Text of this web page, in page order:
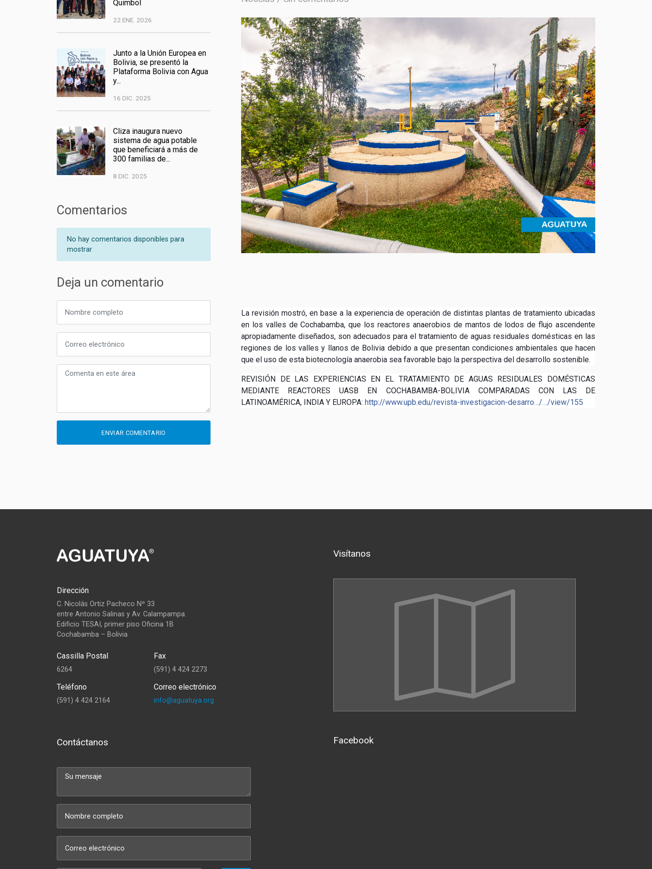
ECO SAN
RE USO
Quimbol
22 ENE. 2026
Junto a la Unión Europea en
Bolivia, se presentó la
Plataforma Bolivia con Agua
y...
16 DIC. 2025
Cliza inaugura nuevo
sistema de agua potable
que beneficiará a más de
300 familias de...
8 DIC. 2025
Comentarios
No hay comentarios disponibles para
mostrar
Deja un comentario
ENVIAR COMENTARIO
La revisión mostró, en base a la experiencia de operación de distintas plantas de tratamiento ubicadas
en los valles de Cochabamba, que los reactores anaerobios de mantos de lodos de flujo ascendente
apropiadamente diseñados, son adecuados para el tratamiento de aguas residuales domésticas en las
regiones de los valles y llanos de Bolivia debido a que presentan condiciones ambientales que hacen
que el uso de esta biotecnología anaerobia sea favorable bajo la perspectiva del desarrollo sostenible.
REVISIÓN DE LAS EXPERIENCIAS EN EL TRATAMIENTO DE AGUAS RESIDUALES DOMÉSTICAS
MEDIANTE REACTORES UASB EN COCHABAMBA-BOLIVIA COMPARADAS CON LAS DE
LATINOAMÉRICA, INDIA Y EUROPA: http://www.upb.edu/revista-investigacion-desarro…/…/view/155
Dirección
C. Nicolás Ortiz Pacheco Nº 33
entre Antonio Salinas y Av. Calampampa.
Edificio TESAI, primer piso Oficina 1B
Cochabamba – Bolivia
Cassilla Postal
6264
Teléfono
(591) 4 424 2164
Fax
(591) 4 424 2273
Correo electrónico
info@aguatuya.org
Contáctanos
Visítanos
Facebook